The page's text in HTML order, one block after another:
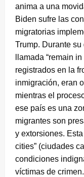
anima a una
Biden sufre las
migratorias
Trump. Durante
llamada “remain
registrados en la
inmigración, eran
mientras el
ese país es una
migrantes son
y extorsiones.
cities” (ciudades
condiciones
víctimas de crimen.